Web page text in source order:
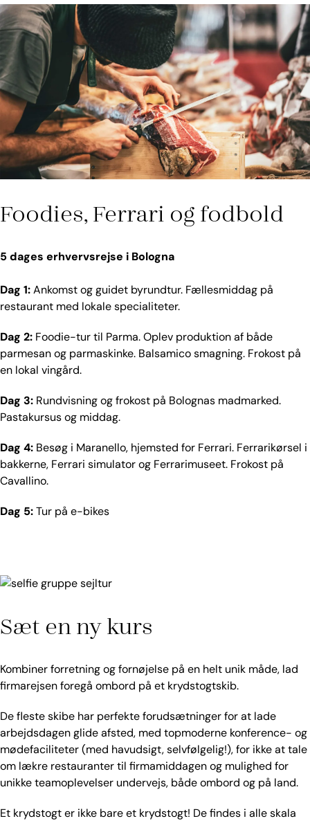
Foodies, Ferrari og fodbold
5 dages erhvervsrejse i Bologna
Dag 1:Ankomst og guidet byrundtur. Fællesmiddag på
restaurant med lokale specialiteter.
Dag 2: Foodie-tur til Parma. Oplev produktion af både
parmesan og parmaskinke. Balsamico smagning. Frokost på
en lokal vingård.
Dag 3: Rundvisning og frokost på Bolognas madmarked.
Pastakursus og middag.
Dag 4: Besøg i Maranello, hjemsted for Ferrari. Ferrarikørsel i
bakkerne, Ferrari simulator og Ferrarimuseet. Frokost på
Cavallino.
Dag 5:Tur på e-bikes
Sæt en ny kurs
Kombiner forretning og fornøjelse på en helt unik måde, lad
firmarejsen foregå ombord på et krydstogtskib.
De fleste skibe har perfekte forudsætninger for at lade
arbejdsdagen glide afsted, med topmoderne konference- og
mødefaciliteter (med havudsigt, selvfølgelig!), for ikke at tale
om lækre restauranter til firmamiddagen og mulighed for
unikke teamoplevelser undervejs, både ombord og på land.
Et krydstogt er ikke bare et krydstogt! De findes i alle skala